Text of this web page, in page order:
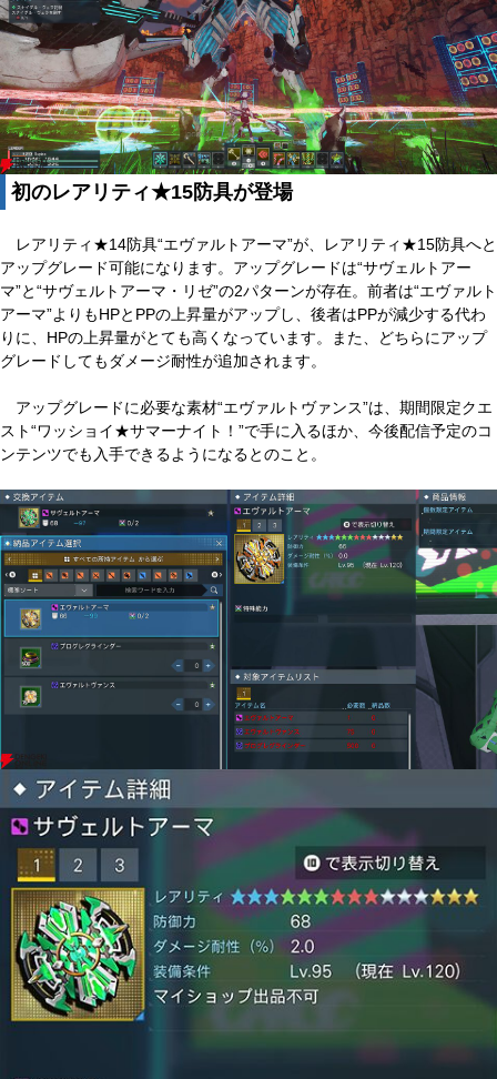
初のレアリティ★15防具が登場
レアリティ★14防具“エヴァルトアーマ”が、レアリティ★15防具へと
アップグレード可能になります。アップグレードは“サヴェルトアー
マ”と“サヴェルトアーマ・リゼ”の2パターンが存在。前者は“エヴァルト
アーマ”よりもHPとPPの上昇量がアップし、後者はPPが減少する代わ
りに、HPの上昇量がとても高くなっています。また、どちらにアップ
グレードしてもダメージ耐性が追加されます。
アップグレードに必要な素材“エヴァルトヴァンス”は、期間限定クエ
スト“ワッショイ★サマーナイト！”で手に入るほか、今後配信予定のコ
ンテンツでも入手できるようになるとのこと。